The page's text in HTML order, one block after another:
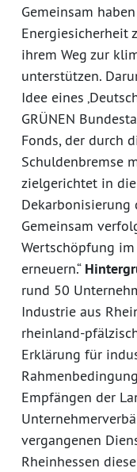
Gemeinsam
Energiesicherheit
ihrem Weg zur
unterstützen.
Idee eines
GRÜNEN
Fonds, der durch
Schuldenbremse
zielgerichtet in
Dekarbonisierung
Gemeinsam
Wertschöpfung
erneuern.“
rund 50
Industrie aus
rheinland-
Erklärung für
Empfängen der
vergangenen
Rheinhessen